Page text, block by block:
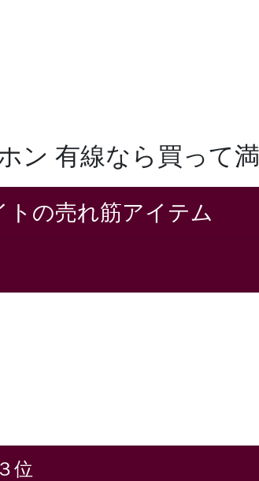
ン 有線なら買って
トの売れ筋アイテム
位